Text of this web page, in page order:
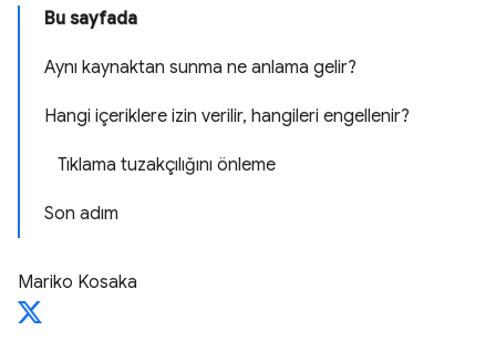
Bu sayfada
Aynı kaynaktan sunma ne anlama gelir?
Hangi içeriklere izin verilir, hangileri engellenir?
Tıklama tuzakçılığını önleme
Son adım
Mariko Kosaka